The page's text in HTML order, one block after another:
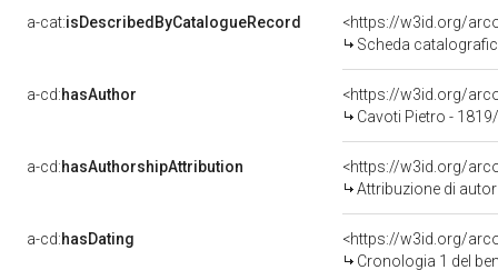
a-cat:isDescribedByCatalogueRecord
<https://w3id.org/
Scheda
a-cd:hasAuthor
<https://w3id.org/
Cavoti Pietro -
a-cd:hasAuthorshipAttribution
<https://w3id.org/
Attribuzione di
a-cd:hasDating
<https://w3id.org/
Cronologia 1 del